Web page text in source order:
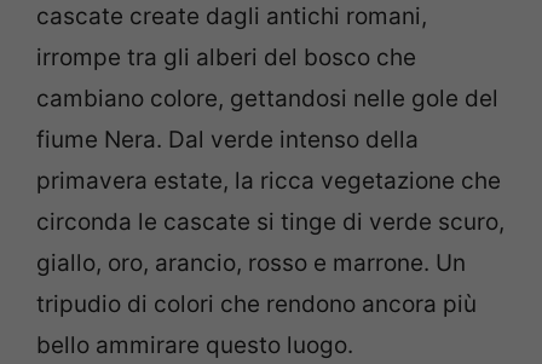
cascate create dagli antichi romani,
irrompe tra gli alberi del bosco che
cambiano colore, gettandosi nelle gole del
fiume Nera. Dal verde intenso della
primavera estate, la ricca vegetazione che
circonda le cascate si tinge di verde scuro,
giallo, oro, arancio, rosso e marrone. Un
tripudio di colori che rendono ancora più
bello ammirare questo luogo.